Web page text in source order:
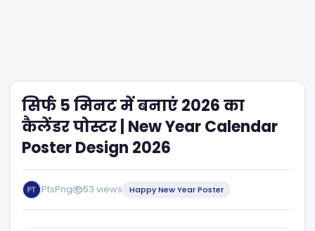
सिर्फ 5 मिनट में बनाएं 2026 का
कैलेंडर पोस्टर | New Year Calendar
Poster Design 2026
PtsPng 53 views Happy New Year Poster